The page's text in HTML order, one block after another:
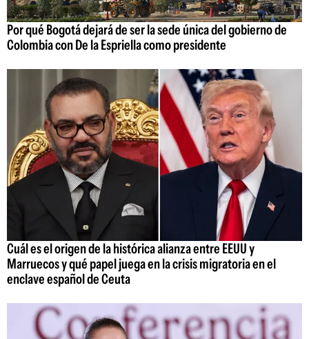
Por qué Bogotá dejará de ser la sede única del gobierno de
Colombia con De la Espriella como presidente
Cuál es el origen de la histórica alianza entre EEUU y
Marruecos y qué papel juega en la crisis migratoria en el
enclave español de Ceuta